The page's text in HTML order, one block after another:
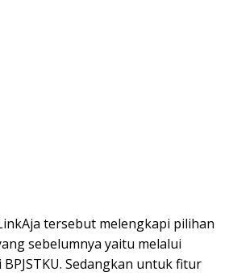
tersebut melengkapi pilihan
sebelumnya yaitu melalui
Sedangkan untuk fitur